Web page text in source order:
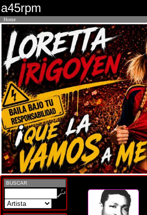
a45rpm
Home
BUSCAR